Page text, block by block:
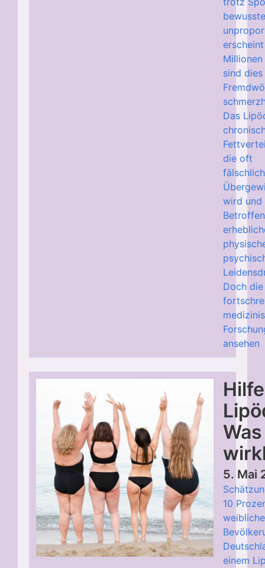
sind
Das
die oft
wird und
Doch die
ansehen
5. Mai
10
einem